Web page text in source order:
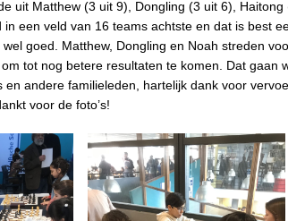
uit Matthew (3 uit 9), Dongling (3 uit 6),
een veld van 16 teams achtste en dat is best
goed. Matthew, Dongling en Noah streden
tot nog betere resultaten te komen. Dat gaan
en andere familieleden, hartelijk dank voor
voor de foto’s!